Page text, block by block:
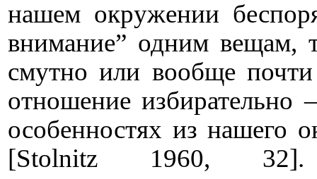
нашем окружении
внимание” одним вещам,
смутно или вообще
отношение избирательно
особенностях из нашего
[Stolnitz 1960, 32].